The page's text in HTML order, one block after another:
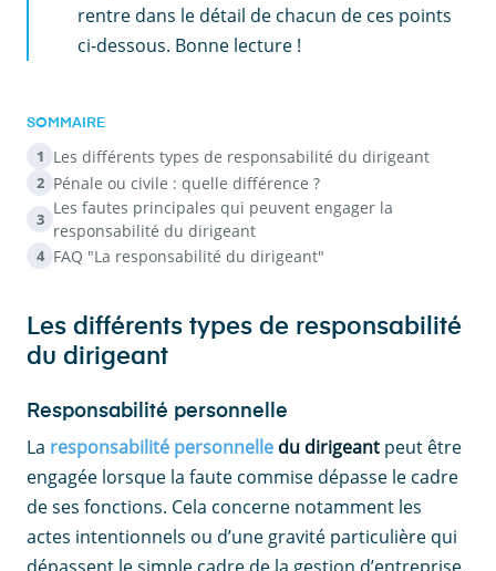
rentre dans le détail de chacun de ces points
ci-dessous. Bonne lecture !
SOMMAIRE
1 Les différents types de responsabilité du dirigeant
2 Pénale ou civile : quelle différence ?
3
Les fautes principales qui peuvent engager la
responsabilité du dirigeant
4 FAQ "La responsabilité du dirigeant"
Les différents types de responsabilité
du dirigeant
Responsabilité personnelle
La responsabilité personnelle du dirigeant peut être
engagée lorsque la faute commise dépasse le cadre
de ses fonctions. Cela concerne notamment les
actes intentionnels ou d’une gravité particulière qui